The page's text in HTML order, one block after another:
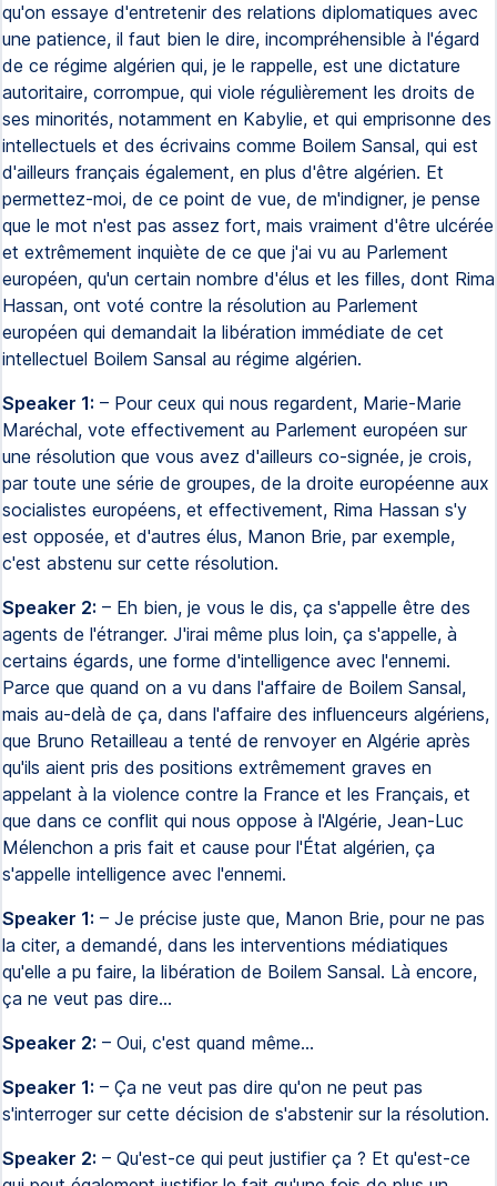
qu'on essaye d'entretenir des relations diplomatiques avec
une patience, il faut bien le dire, incompréhensible à l'égard
de ce régime algérien qui, je le rappelle, est une dictature
autoritaire, corrompue, qui viole régulièrement les droits de
ses minorités, notamment en Kabylie, et qui emprisonne des
intellectuels et des écrivains comme Boilem Sansal, qui est
d'ailleurs français également, en plus d'être algérien. Et
permettez-moi, de ce point de vue, de m'indigner, je pense
que le mot n'est pas assez fort, mais vraiment d'être ulcérée
et extrêmement inquiète de ce que j'ai vu au Parlement
européen, qu'un certain nombre d'élus et les filles, dont Rima
Hassan, ont voté contre la résolution au Parlement
européen qui demandait la libération immédiate de cet
intellectuel Boilem Sansal au régime algérien.
Speaker 1: – Pour ceux qui nous regardent, Marie-Marie
Maréchal, vote effectivement au Parlement européen sur
une résolution que vous avez d'ailleurs co-signée, je crois,
par toute une série de groupes, de la droite européenne aux
socialistes européens, et effectivement, Rima Hassan s'y
est opposée, et d'autres élus, Manon Brie, par exemple,
c'est abstenu sur cette résolution.
Speaker 2: – Eh bien, je vous le dis, ça s'appelle être des
agents de l'étranger. J'irai même plus loin, ça s'appelle, à
certains égards, une forme d'intelligence avec l'ennemi.
Parce que quand on a vu dans l'affaire de Boilem Sansal,
mais au-delà de ça, dans l'affaire des influenceurs algériens,
que Bruno Retailleau a tenté de renvoyer en Algérie après
qu'ils aient pris des positions extrêmement graves en
appelant à la violence contre la France et les Français, et
que dans ce conflit qui nous oppose à l'Algérie, Jean-Luc
Mélenchon a pris fait et cause pour l'État algérien, ça
s'appelle intelligence avec l'ennemi.
Speaker 1: – Je précise juste que, Manon Brie, pour ne pas
la citer, a demandé, dans les interventions médiatiques
qu'elle a pu faire, la libération de Boilem Sansal. Là encore,
ça ne veut pas dire…
Speaker 2: – Oui, c'est quand même…
Speaker 1: – Ça ne veut pas dire qu'on ne peut pas
s'interroger sur cette décision de s'abstenir sur la résolution.
Speaker 2: – Qu'est-ce qui peut justifier ça ? Et qu'est-ce